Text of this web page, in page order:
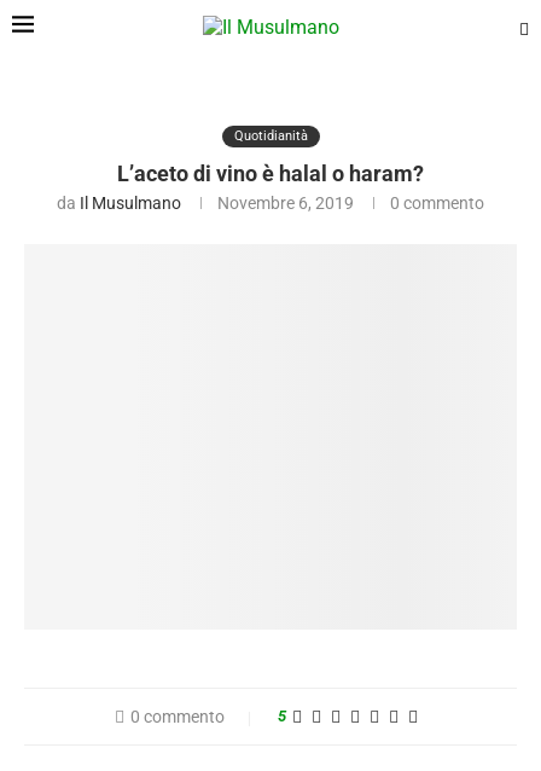
Quotidianità
L’aceto di vino è halal o haram?
da Il Musulmano Novembre 6, 2019 0 commento
0 commento 5